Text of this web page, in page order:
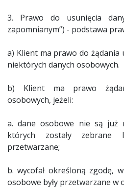
3. Prawo do usunięcia
zapomnianym”) - podstawa
a) Klient ma prawo do żądania
niektórych danych osobowych.
b) Klient ma prawo
osobowych, jeżeli:
a. dane osobowe nie są już
których zostały
przetwarzane;
b. wycofał określoną zgodę,
osobowe były przetwarzane w